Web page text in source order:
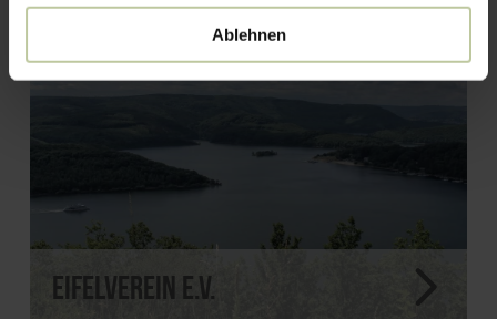
Ablehnen
Eifelverein e.V.